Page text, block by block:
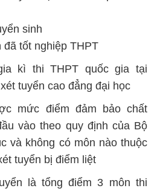
sinh
đã tốt nghiệp THPT
kì thi THPT quốc gia tại
tuyển cao đẳng đại học
mức điểm đảm bảo chất
vào theo quy định của Bộ
và không có môn nào thuộc
tuyển bị điểm liệt
là tổng điểm 3 môn thi